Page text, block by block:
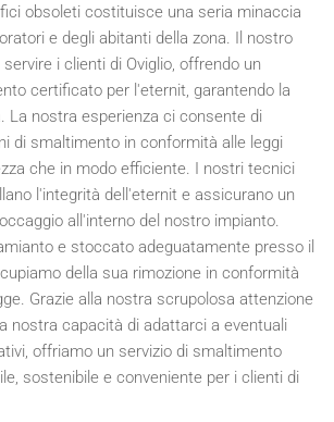
obsoleti costituisce una seria minaccia
e degli abitanti della zona. Il nostro
i clienti di Oviglio, offrendo un
certificato per l'eternit, garantendo la
La nostra esperienza ci consente di
di smaltimento in conformità alle leggi
che in modo efficiente. I nostri tecnici
l'integrità dell'eternit e assicurano un
all'interno del nostro impianto.
e stoccato adeguatamente presso il
della sua rimozione in conformità
Grazie alla nostra scrupolosa attenzione
nostra capacità di adattarci a eventuali
offriamo un servizio di smaltimento
sostenibile e conveniente per i clienti di